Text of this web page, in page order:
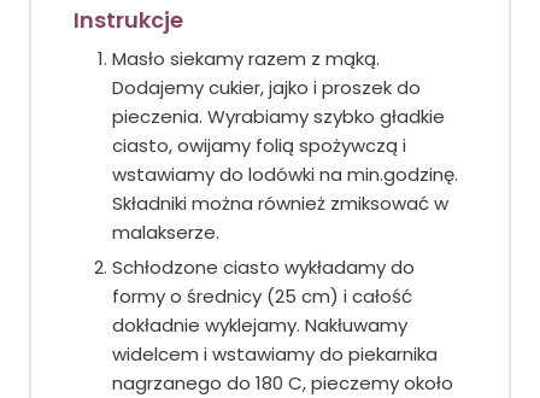
Instrukcje
Masło siekamy razem z mąką.
Dodajemy cukier, jajko i proszek do
pieczenia. Wyrabiamy szybko gładkie
ciasto, owijamy folią spożywczą i
wstawiamy do lodówki na min.godzinę.
Składniki można również zmiksować w
malakserze.
Schłodzone ciasto wykładamy do
formy o średnicy (25 cm) i całość
dokładnie wyklejamy. Nakłuwamy
widelcem i wstawiamy do piekarnika
nagrzanego do 180 C, pieczemy około